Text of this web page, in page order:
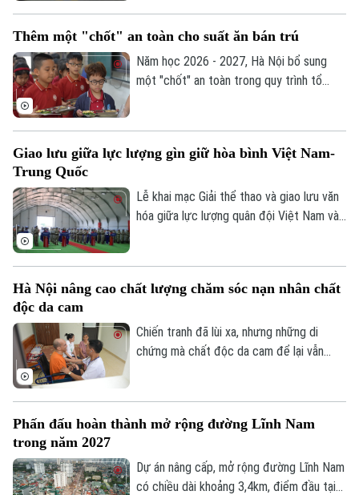
Chuyên mục
Hà Nội
Chính trị
Hà Nội
Nhịp sống Hà Nội
Thế giới
giảm hồ sơ giấy mà còn rút ngắn thời gian
làm thủ tục, mang lại nhiều thuận lợi cho
người dân và doanh nghiệp.
Thêm một "chốt" an toàn cho suất ăn bán trú
Năm học 2026 - 2027, Hà Nội bổ sung
một "chốt" an toàn trong quy trình tổ
đơn vị cung cấp suất ăn, nhằm tăng
chặt chẽ chất lượng bữa ăn học đường.
Giao lưu giữa lực lượng gìn giữ hòa bình Việt Nam-
Trung Quốc
Lễ khai mạc Giải thể thao và giao lưu văn
hóa giữa lực lượng quân đội Việt Nam và
4 Việt Nam ở Phái bộ An ninh lâm thời
Hà Nội nâng cao chất lượng chăm sóc nạn nhân chất
độc da cam
Chiến tranh đã lùi xa, nhưng những di
chứng mà chất độc da cam để lại vẫn
chất độc da cam không chỉ là thực hiện
ân, trách nhiệm đối với những người vẫn
đang mang trên mình nỗi đau chiến tranh.
Phấn đấu hoàn thành mở rộng đường Lĩnh Nam
trong năm 2027
Dự án nâng cấp, mở rộng đường Lĩnh Nam
có chiều dài khoảng 3,4km, điểm đầu tại